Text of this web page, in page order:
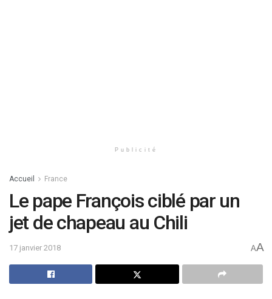
Publicité
Accueil France
Le pape François ciblé par un
jet de chapeau au Chili
17 janvier 2018 AA